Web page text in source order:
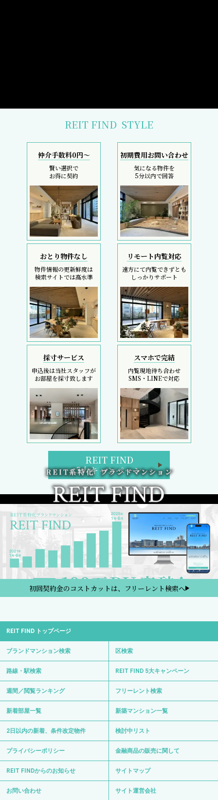
REIT FIND STYLE
仲介手数料0円～
賢い選択で
お得に契約
初期費用お問い合わせ
気になる物件を
5分以内で回答
おとり物件なし
物件情報の更新鮮度は
検索サイトでは高水準
リモート内覧対応
遠方にて内覧できずとも
しっかりサポート
採寸サービス
申込後は当社スタッフが
お部屋を採寸致します
スマホで完結
内覧現地待ち合わせ
SMS・LINEで対応
REIT FIND
5大キャンペーン
初回契約金のコストカットは、フリーレント検索へ
REIT FIND トップページ
ブランドマンション検索 区検索
路線・駅検索 REIT FIND 5大キャンペーン
週間／閲覧ランキング フリーレント検索
新着部屋一覧 新築マンション一覧
2日以内の新着、条件改定物件 検討中リスト
プライバシーポリシー 金融商品の販売に関して
REIT FINDからのお知らせ サイトマップ
お問い合わせ サイト運営会社